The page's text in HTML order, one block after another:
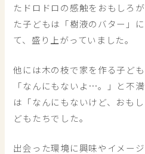
たドロドロの感触をおもしろ
た子どもは「樹液のバター」
て、盛り上がっていました。
他には木の枝で家を作る子ど
「なんにもないよ…。」と不
は「なんにもないけど、おも
どもたちでした。
出会った環境に興味やイメー